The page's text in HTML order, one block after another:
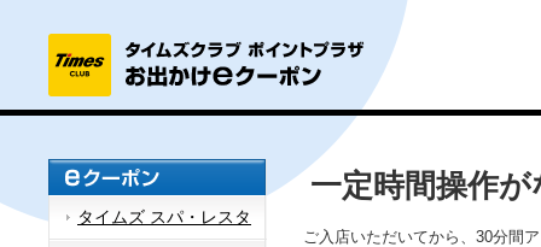
タイムズ スパ・レスタ
一定時間操作
ご入店いただいてから、30分間